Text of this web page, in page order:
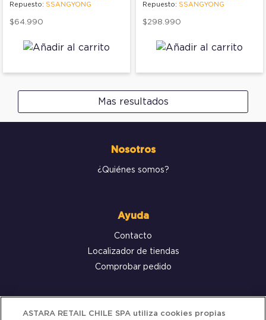
Repuesto: SSANGYONG
$64.990
Repuesto: SSANGYONG
$298.990
Mas resultados
Nosotros
¿Quiénes somos?
Ayuda
Contacto
Localizador de tiendas
Comprobar pedido
Servicio al cliente
ASTARA RETAIL CHILE SPA utiliza cookies propias